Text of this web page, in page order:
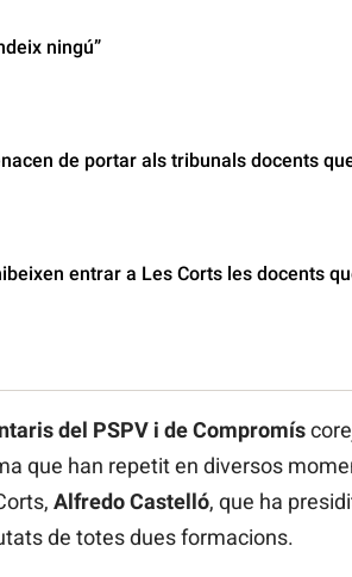
ningú”
de portar als tribunals docents
entrar a Les Corts les docents
del PSPV i de Compromís
que han repetit en diversos
Alfredo Castelló, que ha
de totes dues formacions.